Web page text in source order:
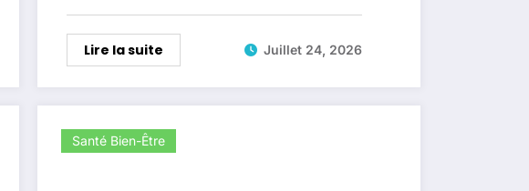
Lire la suite Juillet 24, 2026
Santé Bien-Être